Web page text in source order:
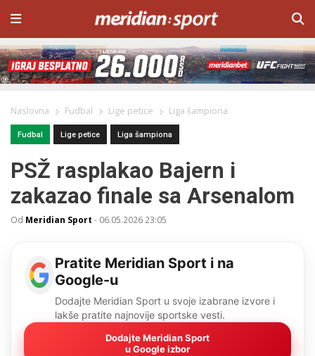
Naslovna Fudbal Lige petice Liga šampiona
Fudbal Lige petice Liga šampiona
PSŽ rasplakao Bajern i
zakazao finale sa Arsenalom
Od Meridian Sport - 06.05.2026 23:05
Pratite Meridian Sport i na
Google-u
Dodajte Meridian Sport u svoje izabrane izvore i
lakše pratite najnovije sportske vesti.
Dodajte Meridian Sport
u Google izbor